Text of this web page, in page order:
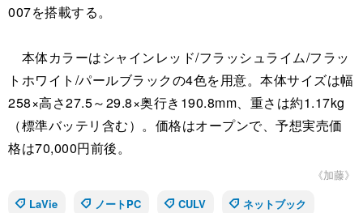
007を搭載する。
本体カラーはシャインレッド/フラッシュライム/フラッ
トホワイト/パールブラックの4色を用意。本体サイズは幅
258×高さ27.5～29.8×奥行き190.8mm、重さは約1.17kg
（標準バッテリ含む）。価格はオープンで、予想実売価
格は70,000円前後。
《加藤》
LaVie
ノートPC CULV ネットブック